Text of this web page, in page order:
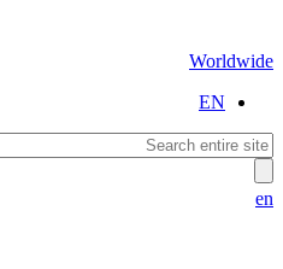
Worldwide
EN
en